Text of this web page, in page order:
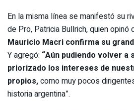
En la misma línea se manifestó su
de Pro, Patricia Bullrich, quien opinó
Mauricio Macri confirma su
Y agregó: “Aún pudiendo volver a
priorizado los intereses de
propios,como muy pocos
historia argentina”.